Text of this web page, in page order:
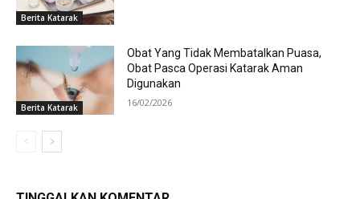
Berita Katarak
Berita Katarak
Obat Yang Tidak Membatalkan Puasa,
Obat Pasca Operasi Katarak Aman
Digunakan
16/02/2026